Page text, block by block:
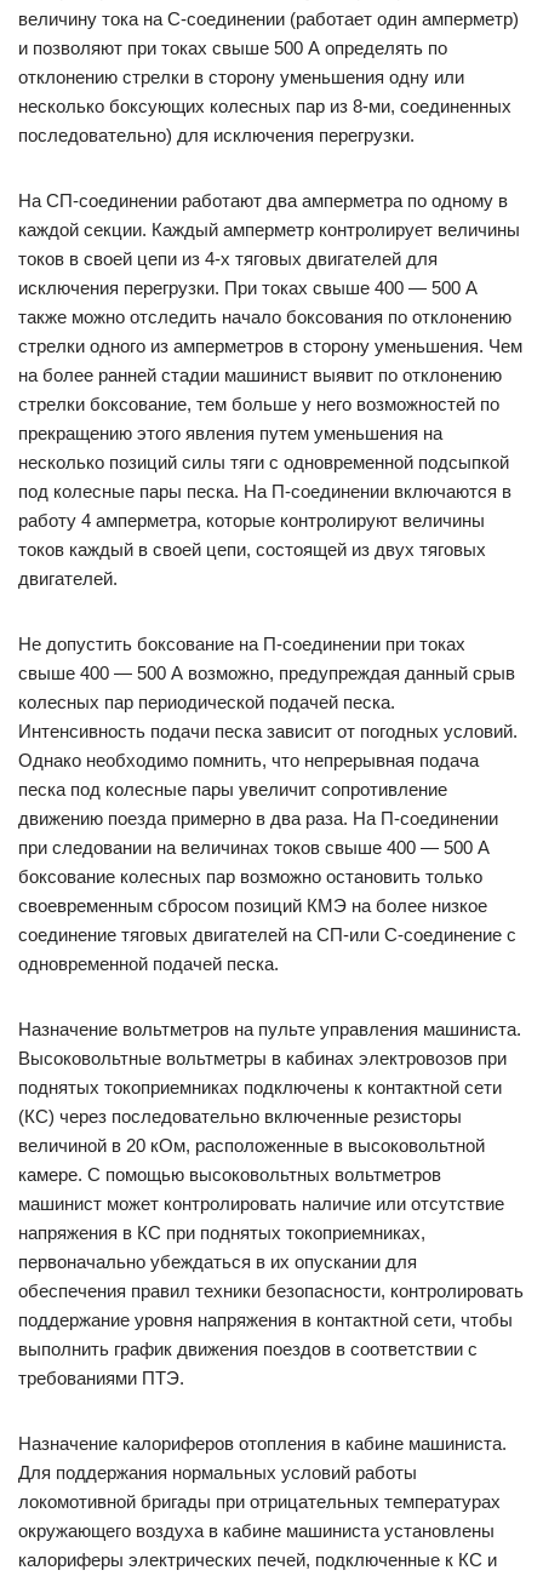
величину тока на С-соединении (работает один амперметр)
и позволяют при токах свыше 500 А определять по
отклонению стрелки в сторону уменьшения одну или
несколько боксующих колесных пар из 8-ми, соединенных
последовательно) для исключения перегрузки.
На СП-соединении работают два амперметра по одному в
каждой секции. Каждый амперметр контролирует величины
токов в своей цепи из 4-х тяговых двигателей для
исключения перегрузки. При токах свыше 400 — 500 А
также можно отследить начало боксования по отклонению
стрелки одного из амперметров в сторону уменьшения. Чем
на более ранней стадии машинист выявит по отклонению
стрелки боксование, тем больше у него возможностей по
прекращению этого явления путем уменьшения на
несколько позиций силы тяги с одновременной подсыпкой
под колесные пары песка. На П-соединении включаются в
работу 4 амперметра, которые контролируют величины
токов каждый в своей цепи, состоящей из двух тяговых
двигателей.
Не допустить боксование на П-соединении при токах
свыше 400 — 500 А возможно, предупреждая данный срыв
колесных пар периодической подачей песка.
Интенсивность подачи песка зависит от погодных условий.
Однако необходимо помнить, что непрерывная подача
песка под колесные пары увеличит сопротивление
движению поезда примерно в два раза. На П-соединении
при следовании на величинах токов свыше 400 — 500 А
боксование колесных пар возможно остановить только
своевременным сбросом позиций КМЭ на более низкое
соединение тяговых двигателей на СП-или С-соединение с
одновременной подачей песка.
Назначение вольтметров на пульте управления машиниста.
Высоковольтные вольтметры в кабинах электровозов при
поднятых токоприемниках подключены к контактной сети
(КС) через последовательно включенные резисторы
величиной в 20 кОм, расположенные в высоковольтной
камере. С помощью высоковольтных вольтметров
машинист может контролировать наличие или отсутствие
напряжения в КС при поднятых токоприемниках,
первоначально убеждаться в их опускании для
обеспечения правил техники безопасности, контролировать
поддержание уровня напряжения в контактной сети, чтобы
выполнить график движения поездов в соответствии с
требованиями ПТЭ.
Назначение калориферов отопления в кабине машиниста.
Для поддержания нормальных условий работы
локомотивной бригады при отрицательных температурах
окружающего воздуха в кабине машиниста установлены
калориферы электрических печей, подключенные к КС и